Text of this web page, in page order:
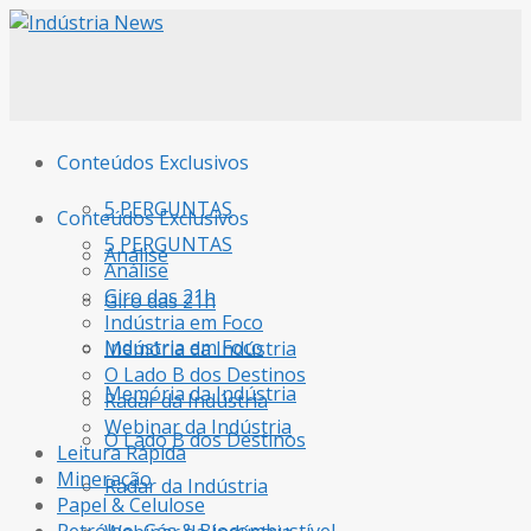
Conteúdos Exclusivos
5 PERGUNTAS
Análise
Giro das 21h
Indústria em Foco
Memória da Indústria
O Lado B dos Destinos
Radar da Indústria
Conteúdos Exclusivos
5 PERGUNTAS
Análise
Giro das 21h
Indústria em Foco
Memória da Indústria
O Lado B dos Destinos
Radar da Indústria
Webinar da Indústria
Leitura Rápida
Mineração
Papel & Celulose